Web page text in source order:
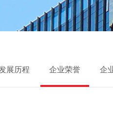
展历程 企业荣誉 企